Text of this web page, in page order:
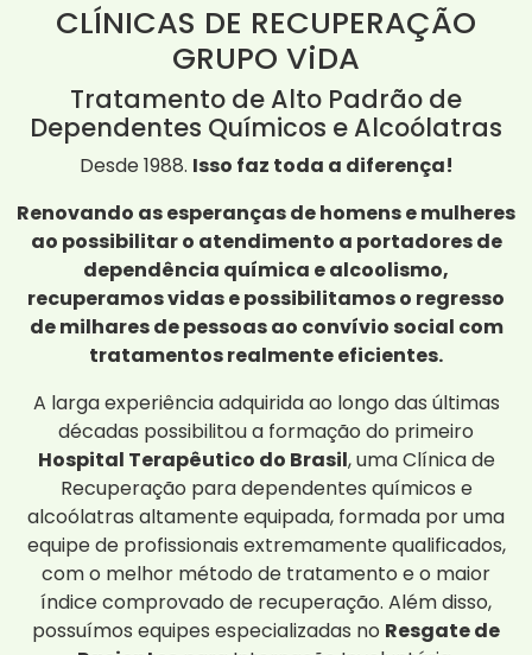
CLÍNICAS DE RECUPERAÇÃO
GRUPO ViDA
Tratamento de Alto Padrão de
Dependentes Químicos e Alcoólatras
Desde 1988. Isso faz toda a diferença!
Renovando as esperanças de homens e mulheres
ao possibilitar o atendimento a portadores de
dependência química e alcoolismo,
recuperamos vidas e possibilitamos o regresso
de milhares de pessoas ao convívio social com
tratamentos realmente eficientes.
A larga experiência adquirida ao longo das últimas
décadas possibilitou a formação do primeiro
Hospital Terapêutico do Brasil, uma Clínica de
Recuperação para dependentes químicos e
alcoólatras altamente equipada, formada por uma
equipe de profissionais extremamente qualificados,
com o melhor método de tratamento e o maior
índice comprovado de recuperação. Além disso,
possuímos equipes especializadas no Resgate de